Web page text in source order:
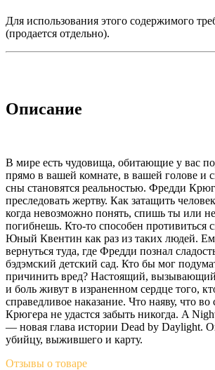
Для использования этого содержимого
(продается отдельно).
Описание
В мире есть чудовища, обитающие у вас
прямо в вашей комнате, в вашей голове и
сны становятся реальностью. Фредди
преследовать жертву. Как затащить
когда невозможно понять, спишь ты или
погибнешь. Кто-то способен противиться
Юный Квентин как раз из таких людей.
вернуться туда, где Фредди познал
бэдэмский детский сад. Кто бы мог
причинить вред? Настоящий,
и боль живут в израненном сердце того,
справедливое наказание. Что наяву, что
Крюгера не удастся забыть никогда. A
— новая глава истории Dead by Daylight.
убийцу, выжившего и карту.
Отзывы о товаре